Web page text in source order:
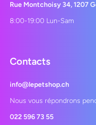
Rue Montchoisy 34, 1207
8:00-19:00 Lun-Sam
Contacts
info@lepetshop.ch
Nous vous répondrons
022 596 73 55